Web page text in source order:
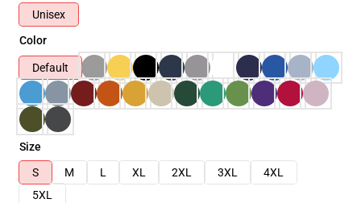
Unisex
Color
Default
Size
S
M L XL 2XL 3XL
4XL
5XL